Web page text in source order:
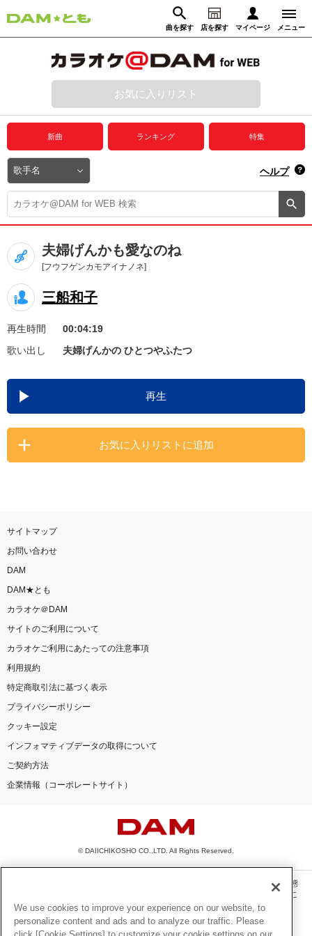
曲を探す 店を探す マイページ メニュー
動画からさがす 録音からさがす
ログイン
プレミアムサービス
DAM★とも動画
DAM★とも録音
カラオケ＠DAM
ユーザー検索
キャンペーン
お知らせ よくあるご質問
DAMの新曲・ランキングなど
カラオケ最新情報をチェック！
お気に入りリスト
新曲 ランキング 特集
ヘルプ
夫婦げんかも愛なのね
[フウフゲンカモアイナノネ]
三船和子
再生時間
00:04:19
歌い出し
夫婦げんかの ひとつやふたつ
再生
お気に入りリストに追加
サイトマップ
お問い合わせ
DAM
DAM★とも
カラオケ＠DAM
サイトのご利用について
カラオケご利用にあたっての注意事項
利用規約
特定商取引法に基づく表示
プライバシーポリシー
クッキー設定
インフォマティブデータの取得について
ご契約方法
企業情報（コーポレートサイト）
© DAIICHIKOSHO CO.,LTD. All Rights Reserved.
このサイトに掲載されている一切の文章・画像・写真・動画・音声等を、手段や形態
を問わず、著作権法の定める範囲を超えて無断で複製、転載、ファイル化などするこ
とを禁じます。
楽曲及びコンテンツは、機種によりご利用いただけない場合があります。
We use cookies to improve your experience on our website, to
personalize content and ads and to analyze our traffic. Please